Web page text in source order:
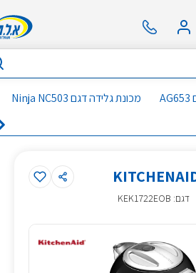
מכונת גלידה דגם Ninja NC503
דגם: KEK1722EOB